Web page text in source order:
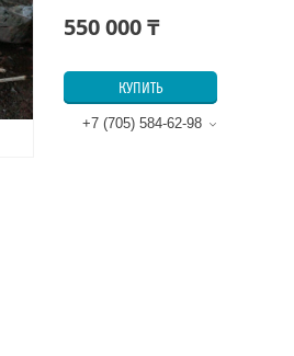
550 000 ₸
КУПИТЬ
+7 (705) 584-62-98